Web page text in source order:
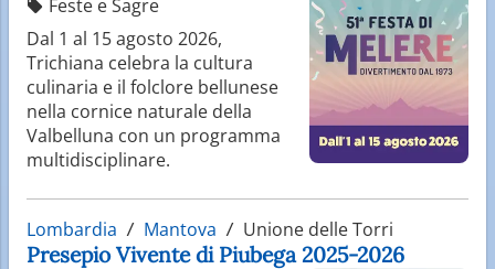
Feste e Sagre
Dal 1 al 15 agosto 2026,
Trichiana celebra la cultura
culinaria e il folclore bellunese
nella cornice naturale della
Valbelluna con un programma
multidisciplinare.
Lombardia Mantova Unione delle Torri
Presepio Vivente di Piubega 2025-2026